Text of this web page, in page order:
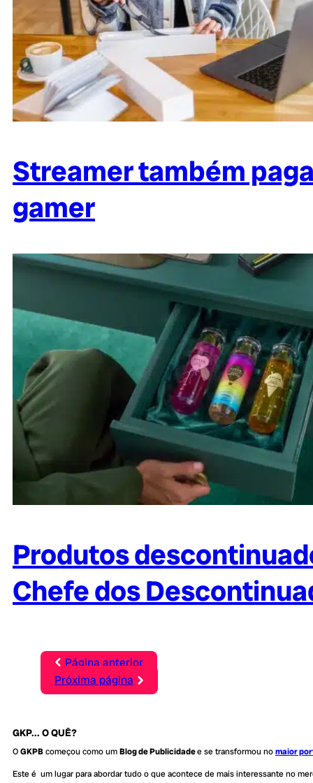
Streamer também
gamer
Produtos
Chefe dos
Página anterior
Próxima página
GKP... O QUÊ?
OGKPBcomeçou como umBlog de Publicidadee se transformou nomaior
Este é um lugar para abordar tudo o que acontece de mais interessante no